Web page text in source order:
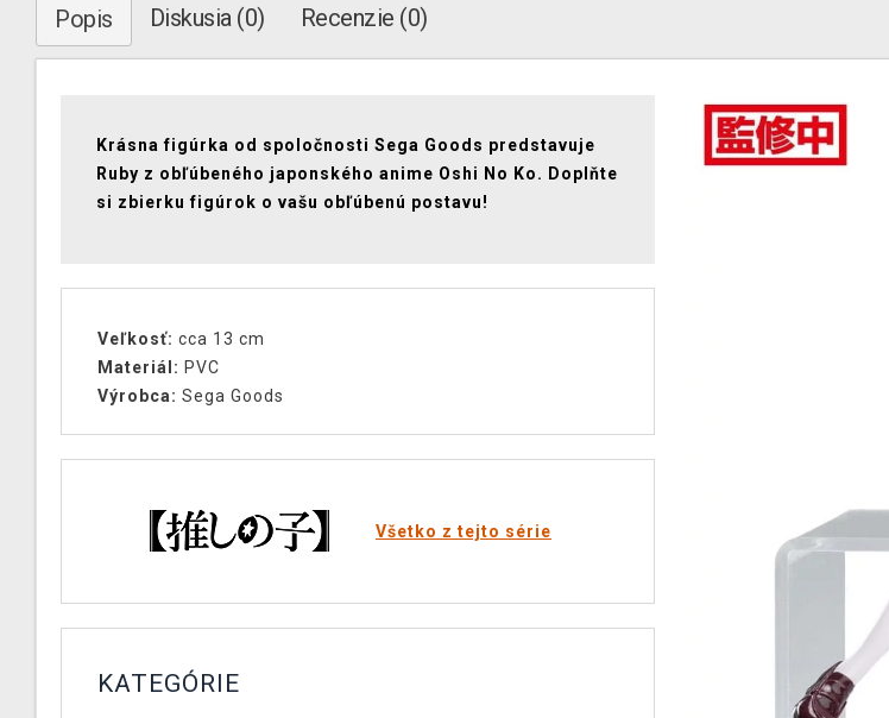
Popis Diskusia (0) Recenzie (0)
Krásna figúrka od spoločnosti Sega Goods predstavuje
Ruby z obľúbeného japonského anime Oshi No Ko. Doplňte
si zbierku figúrok o vašu obľúbenú postavu!
Veľkosť: cca 13 cm
Materiál: PVC
Výrobca: Sega Goods
Všetko z tejto série
KATEGÓRIE